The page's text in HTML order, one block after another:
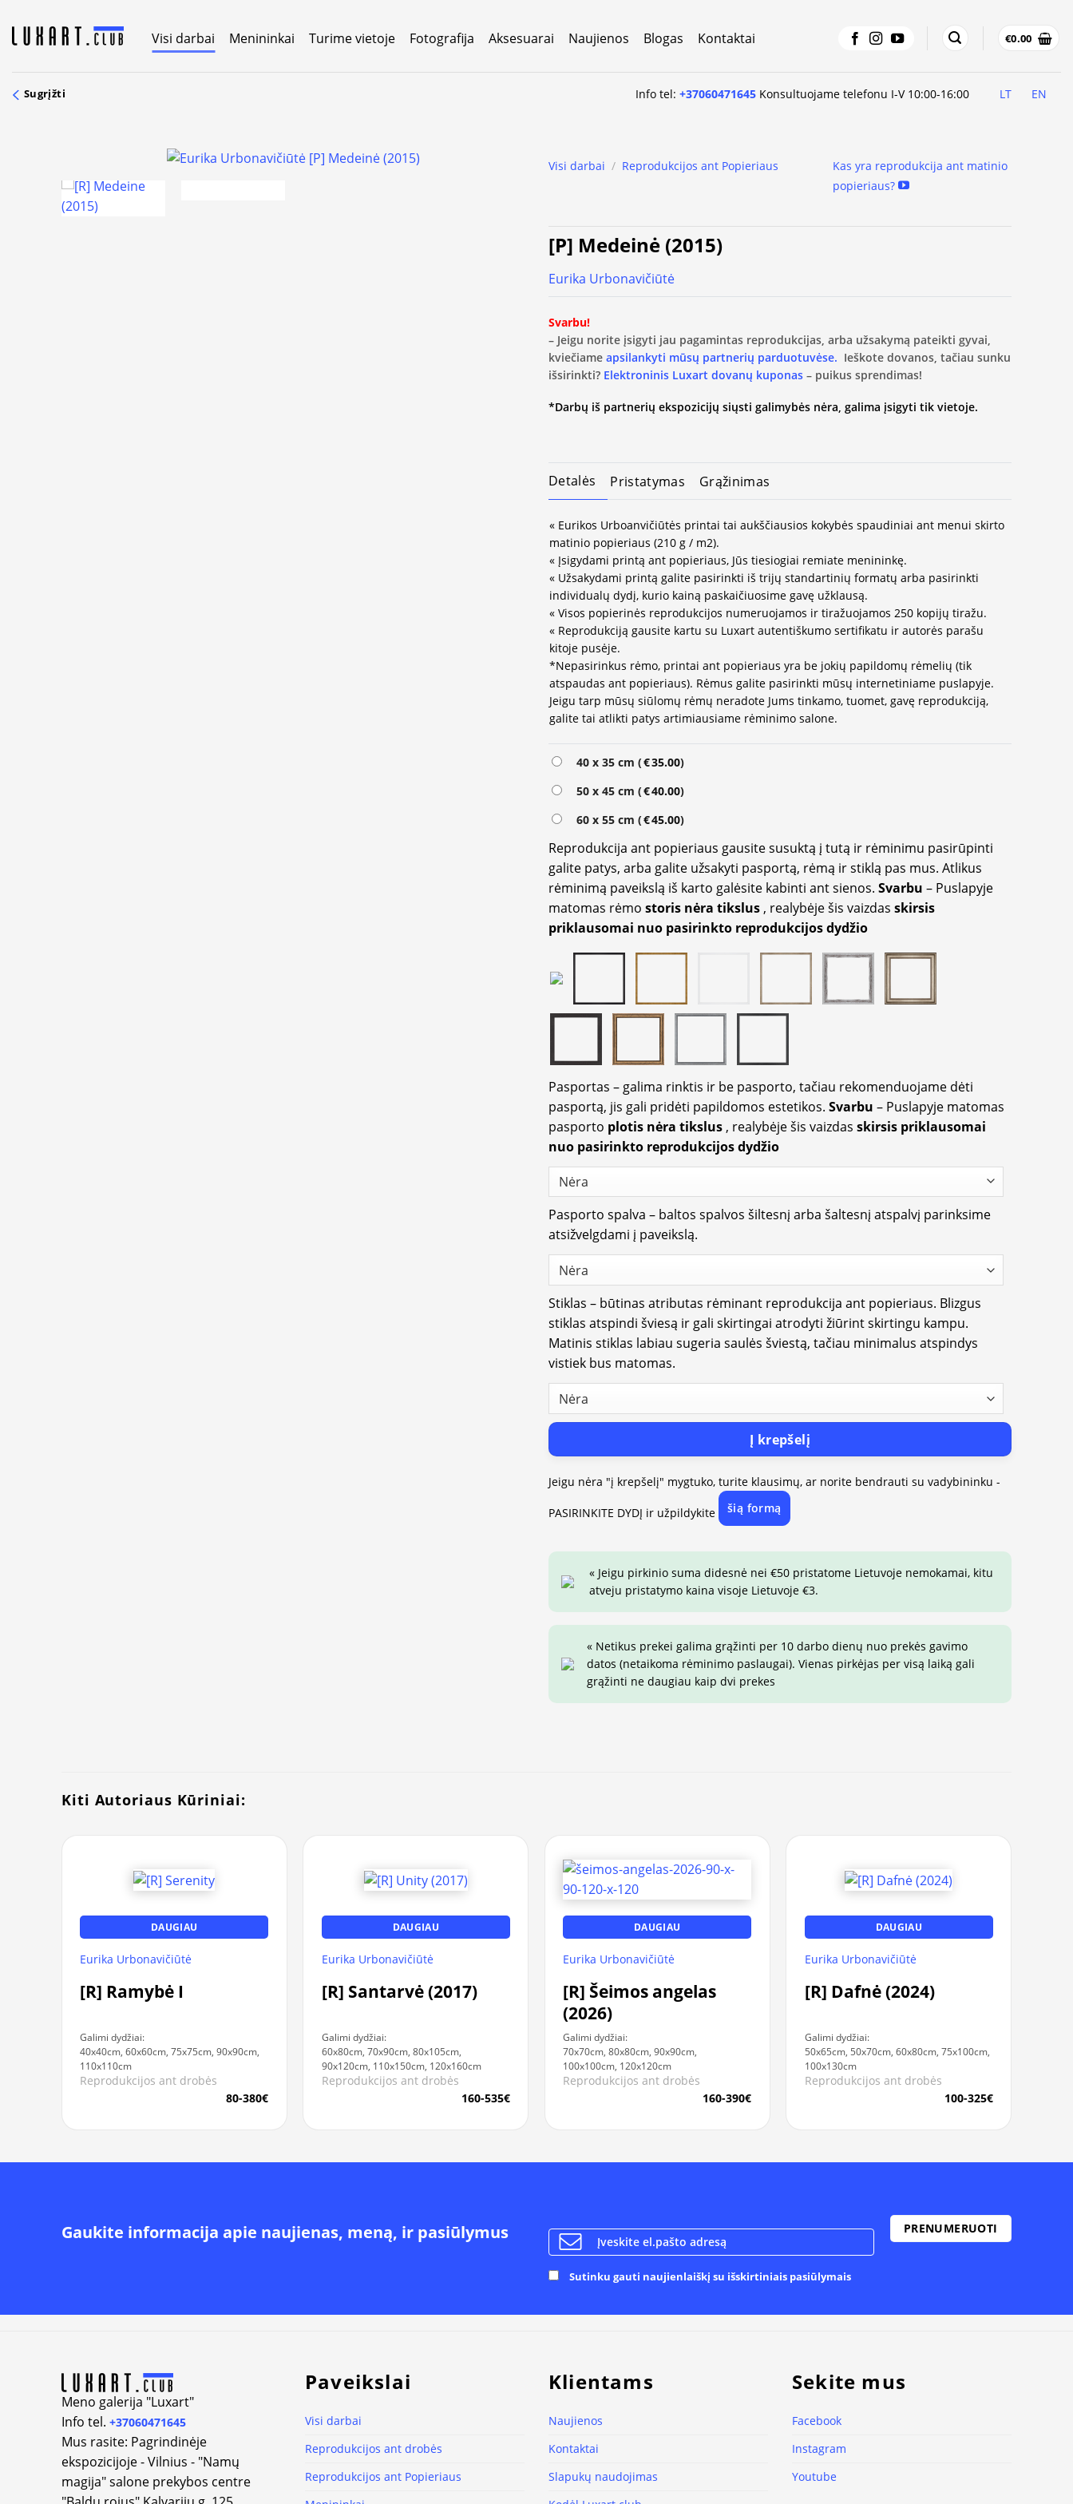
content
Visi darbai Menininkai Turime vietoje Fotografija Aksesuarai Naujienos Blogas Kontaktai €0.00
Sugrįžti Info tel:+37060471645 Konsultuojame telefonu I-V 10:00-16:00 LT EN
Visi darbai / Reprodukcijos ant Popieriaus
Kas yra reprodukcija ant matinio
popieriaus?
[P] Medeinė (2015)
Eurika Urbonavičiūtė
Svarbu!
– Jeigu norite įsigyti jau pagamintas reprodukcijas, arba užsakymą pateikti gyvai,
kviečiame apsilankyti mūsų partnerių parduotuvėse. Ieškote dovanos, tačiau sunku
išsirinkti? Elektroninis Luxart dovanų kuponas – puikus sprendimas!
*Darbų iš partnerių ekspozicijų siųsti galimybės nėra, galima įsigyti tik vietoje.
Detalės Pristatymas Grąžinimas
« Eurikos Urboanvičiūtės printai tai aukščiausios kokybės spaudiniai ant menui skirto
matinio popieriaus (210 g / m2).
« Įsigydami printą ant popieriaus, Jūs tiesiogiai remiate menininkę.
« Užsakydami printą galite pasirinkti iš trijų standartinių formatų arba pasirinkti
individualų dydį, kurio kainą paskaičiuosime gavę užklausą.
« Visos popierinės reprodukcijos numeruojamos ir tiražuojamos 250 kopijų tiražu.
« Reprodukciją gausite kartu su Luxart autentiškumo sertifikatu ir autorės parašu
kitoje pusėje.
*Nepasirinkus rėmo, printai ant popieriaus yra be jokių papildomų rėmelių (tik
atspaudas ant popieriaus). Rėmus galite pasirinkti mūsų internetiniame puslapyje.
Jeigu tarp mūsų siūlomų rėmų neradote Jums tinkamo, tuomet, gavę reprodukciją,
galite tai atlikti patys artimiausiame rėminimo salone.
40 x 35 cm (€35.00)
50 x 45 cm (€40.00)
60 x 55 cm (€45.00)
Reprodukcija ant popieriaus gausite susuktą į tutą ir rėminimu pasirūpinti
galite patys, arba galite užsakyti pasportą, rėmą ir stiklą pas mus. Atlikus
rėminimą paveikslą iš karto galėsite kabinti ant sienos. Svarbu – Puslapyje
matomas rėmo storis nėra tikslus , realybėje šis vaizdas skirsis
priklausomai nuo pasirinkto reprodukcijos dydžio
Pasportas – galima rinktis ir be pasporto, tačiau rekomenduojame dėti
pasportą, jis gali pridėti papildomos estetikos. Svarbu – Puslapyje matomas
pasporto plotis nėra tikslus , realybėje šis vaizdas skirsis priklausomai
nuo pasirinkto reprodukcijos dydžio
Pasporto spalva – baltos spalvos šiltesnį arba šaltesnį atspalvį parinksime
atsižvelgdami į paveikslą.
Stiklas – būtinas atributas rėminant reprodukcija ant popieriaus. Blizgus
stiklas atspindi šviesą ir gali skirtingai atrodyti žiūrint skirtingu kampu.
Matinis stiklas labiau sugeria saulės šviestą, tačiau minimalus atspindys
vistiek bus matomas.
Į krepšelį
Alternative:
Jeigu nėra "į krepšelį" mygtuko, turite klausimų, ar norite bendrauti su vadybininku -
PASIRINKITE DYDĮ ir užpildykite šią formą
« Jeigu pirkinio suma didesnė nei €50 pristatome Lietuvoje nemokamai, kitu
atveju pristatymo kaina visoje Lietuvoje €3.
« Netikus prekei galima grąžinti per 10 darbo dienų nuo prekės gavimo
datos (netaikoma rėminimo paslaugai). Vienas pirkėjas per visą laiką gali
grąžinti ne daugiau kaip dvi prekes
Kiti Autoriaus Kūriniai:
DAUGIAU
Eurika Urbonavičiūtė
[R] Ramybė I
Galimi dydžiai:
40x40cm, 60x60cm, 75x75cm, 90x90cm,
110x110cm
Reprodukcijos ant drobės
80-380€
DAUGIAU
Eurika Urbonavičiūtė
[R] Santarvė (2017)
Galimi dydžiai:
60x80cm, 70x90cm, 80x105cm,
90x120cm, 110x150cm, 120x160cm
Reprodukcijos ant drobės
160-535€
DAUGIAU
Eurika Urbonavičiūtė
[R] Šeimos angelas
(2026)
Galimi dydžiai:
70x70cm, 80x80cm, 90x90cm,
100x100cm, 120x120cm
Reprodukcijos ant drobės
160-390€
DAUGIAU
Eurika Urbonavičiūtė
[R] Dafnė (2024)
Galimi dydžiai:
50x65cm, 50x70cm, 60x80cm, 75x100cm,
100x130cm
Reprodukcijos ant drobės
100-325€
Gaukite informacija apie naujienas, meną, ir pasiūlymus
Sutinku gauti naujienlaiškį su išskirtiniais pasiūlymais
Meno galerija "Luxart"
Info tel. +37060471645
Mus rasite: Pagrindinėje
ekspozicijoje - Vilnius - "Namų
magija" salone prekybos centre
Paveikslai
Visi darbai
Reprodukcijos ant drobės
Reprodukcijos ant Popieriaus
Klientams
Naujienos
Kontaktai
Slapukų naudojimas
Sekite mus
Facebook
Instagram
Youtube